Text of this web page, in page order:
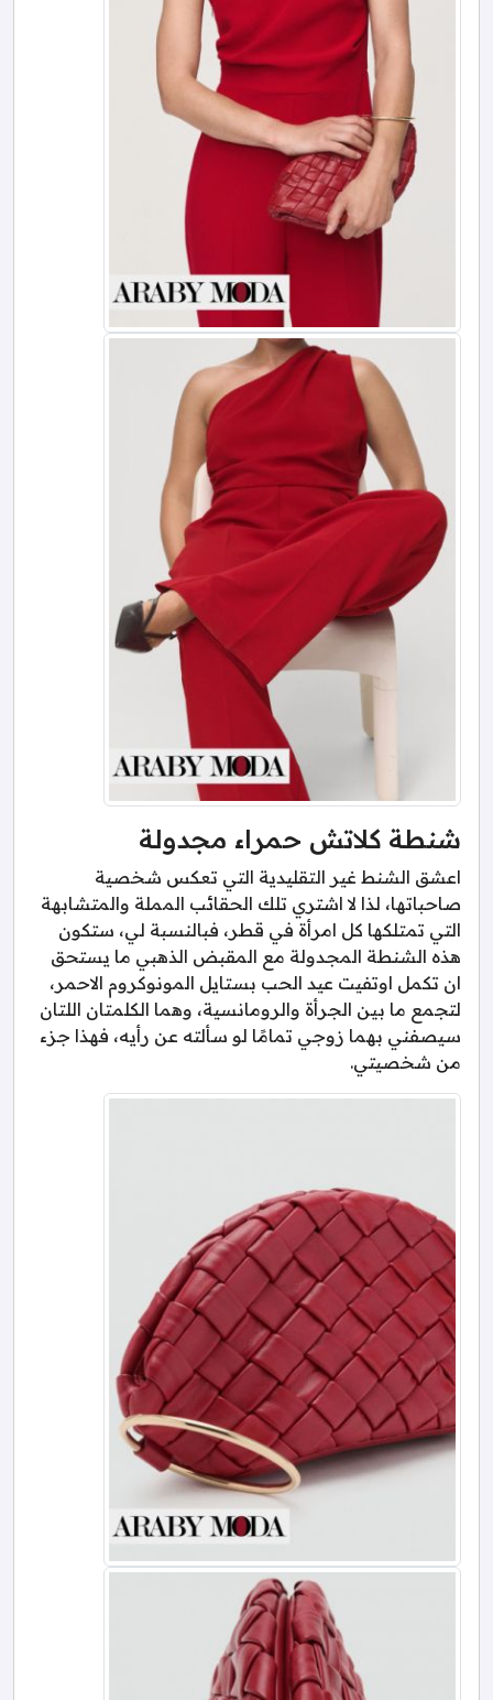
شنطة كلاتش حمراء مجدولة
اعشق الشنط غير التقليدية التي تعكس شخصية
صاحباتها، لذا لا اشتري تلك الحقائب المملة والمتشابهة
التي تمتلكها كل امرأة في قطر، فبالنسبة لي، ستكون
هذه الشنطة المجدولة مع المقبض الذهبي ما يستحق
ان تكمل اوتفيت عيد الحب بستايل المونوكروم الاحمر،
لتجمع ما بين الجرأة والرومانسية، وهما الكلمتان اللتان
سيصفني بهما زوجي تمامًا لو سألته عن رأيه، فهذا جزء
من شخصيتي.